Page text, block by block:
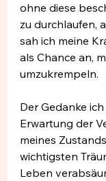
ohne diese
zu durchlaufen,
sah ich meine
als Chance an,
umzukrempeln.
Der Gedanke
Erwartung der
meines
wichtigsten
Leben